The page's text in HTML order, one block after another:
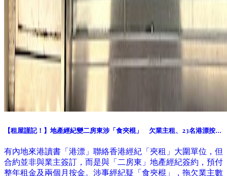
【租屋謹記！】地產經紀變二房東涉「食夾棍」 欠業主租、23名港漂按金
有內地來港讀書「港漂」聯絡香港經紀「夾租」大圍單位，但
合約並非與業主簽訂，而是與「二房東」地產經紀簽約，預付
整年租金及兩個月按金。涉事經紀疑「食夾棍」，拖欠業主數